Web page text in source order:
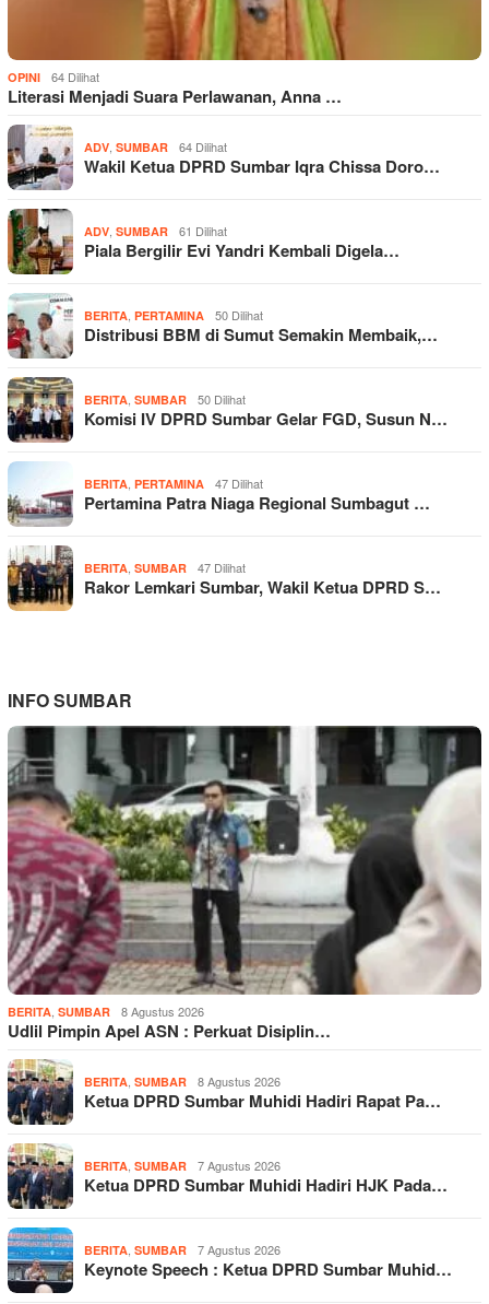
OPINI 64 Dilihat
Literasi Menjadi Suara Perlawanan, Anna …
ADV, SUMBAR 64 Dilihat
Wakil Ketua DPRD Sumbar Iqra Chissa Doro…
ADV, SUMBAR 61 Dilihat
Piala Bergilir Evi Yandri Kembali Digela…
BERITA, PERTAMINA 50 Dilihat
Distribusi BBM di Sumut Semakin Membaik,…
BERITA, SUMBAR 50 Dilihat
Komisi IV DPRD Sumbar Gelar FGD, Susun N…
BERITA, PERTAMINA 47 Dilihat
Pertamina Patra Niaga Regional Sumbagut …
BERITA, SUMBAR 47 Dilihat
Rakor Lemkari Sumbar, Wakil Ketua DPRD S…
INFO SUMBAR
BERITA, SUMBAR 8 Agustus 2026
Udlil Pimpin Apel ASN : Perkuat Disiplin…
BERITA, SUMBAR 8 Agustus 2026
Ketua DPRD Sumbar Muhidi Hadiri Rapat Pa…
BERITA, SUMBAR 7 Agustus 2026
Ketua DPRD Sumbar Muhidi Hadiri HJK Pada…
BERITA, SUMBAR 7 Agustus 2026
Keynote Speech : Ketua DPRD Sumbar Muhid…